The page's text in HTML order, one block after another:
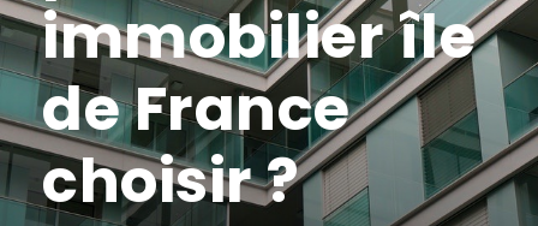
immobilier île
de France
choisir ?